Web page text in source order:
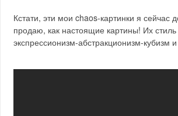
Кстати, эти мои chaos-картинки я сейчас
продаю, как настоящие картины! Их
экспрессионизм-абстракционизм-кубизм